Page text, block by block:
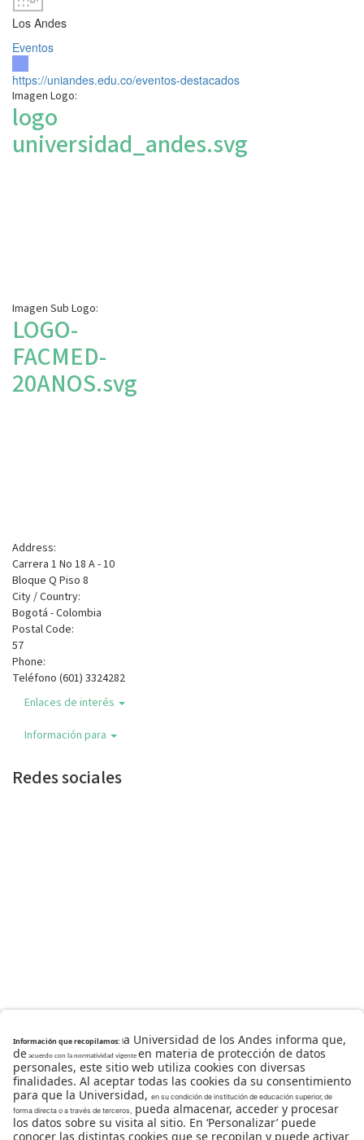
Los Andes
Eventos
https://uniandes.edu.co/eventos-destacados
Imagen Logo:
logo
universidad_andes.svg
Imagen Sub Logo:
LOGO-
FACMED-
20ANOS.svg
Address:
Carrera 1 No 18 A - 10
Bloque Q Piso 8
City / Country:
Bogotá - Colombia
Postal Code:
57
Phone:
Teléfono (601) 3324282
Enlaces de interés
Información para
Redes sociales